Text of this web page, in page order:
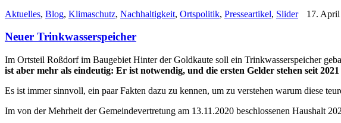
Aktuelles, Blog, Klimaschutz, Nachhaltigkeit, Ortspolitik, Presseartikel, Slider 17. April
Neuer Trinkwasserspeicher
Im Ortsteil Roßdorf im Baugebiet Hinter der Goldkaute soll ein Trinkwasserspeicher
ist aber mehr als eindeutig: Er ist notwendig, und die ersten Gelder stehen seit
Es ist immer sinnvoll, ein paar Fakten dazu zu kennen, um zu verstehen warum diese
Im von der Mehrheit der Gemeindevertretung am 13.11.2020 beschlossenen Haushalt